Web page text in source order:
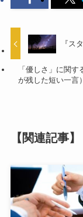
『ス
「優しさ」に関
が残した短い一言）
【関連記事】